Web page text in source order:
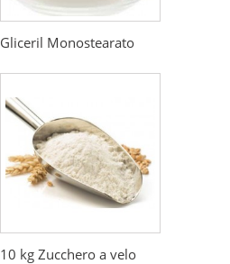
Gliceril Monostearato
10 kg Zucchero a velo